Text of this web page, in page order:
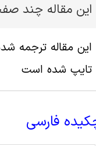
این مقاله چند
تایپ شده است
فارسی